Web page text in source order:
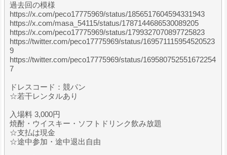
過去回の模様
https://x.com/peco17775969/status/1856517604594331943
https://x.com/masa_54115/status/1787144686530089205
https://x.com/peco17775969/status/1799327070897725823
https://twitter.com/peco17775969/status/169571115954520523
9
https://twitter.com/peco17775969/status/169580752551672254
7
ドレスコード：競パン
☆若干レンタルあり
入場料 3,000円
焼酎・ウイスキー・ソフトドリンク飲み放題
☆支払は現金
☆途中参加・途中退出自由